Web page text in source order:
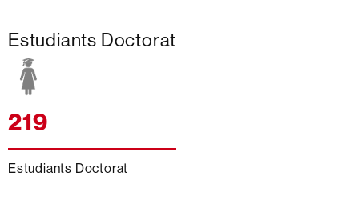
Estudiants Doctorat
219
Estudiants Doctorat